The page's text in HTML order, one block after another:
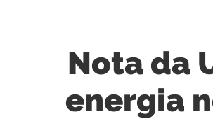
Nota da
energia